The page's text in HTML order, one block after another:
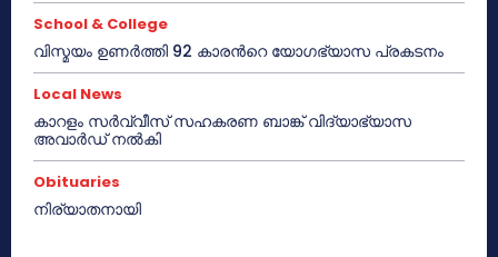
School & College
വിസ്മയം ഉണർത്തി 92 കാരൻറെ യോഗഭ്യാസ പ്രകടനം
Local News
കാറളം സർവ്വീസ് സഹകരണ ബാങ്ക് വിദ്യാഭ്യാസ
അവാർഡ് നൽകി
Obituaries
നിര്യാതനായി